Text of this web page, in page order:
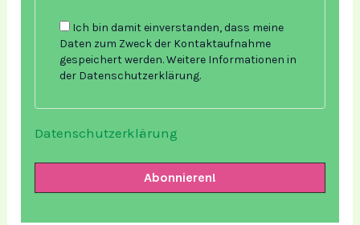
Ich bin damit einverstanden, dass meine
Daten zum Zweck der Kontaktaufnahme
gespeichert werden. Weitere Informationen in
der Datenschutzerklärung.
Datenschutzerklärung